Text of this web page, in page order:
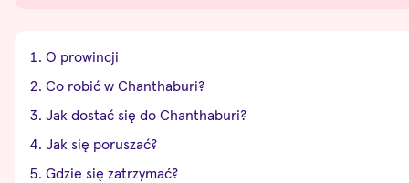
O prowincji
Co robić w Chanthaburi?
Jak dostać się do Chanthaburi?
Jak się poruszać?
Gdzie się zatrzymać?